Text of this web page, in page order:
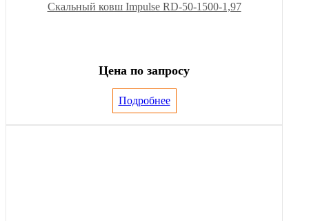
Скальный ковш Impulse RD-50-1500-1,97
Цена по запросу
Подробнее